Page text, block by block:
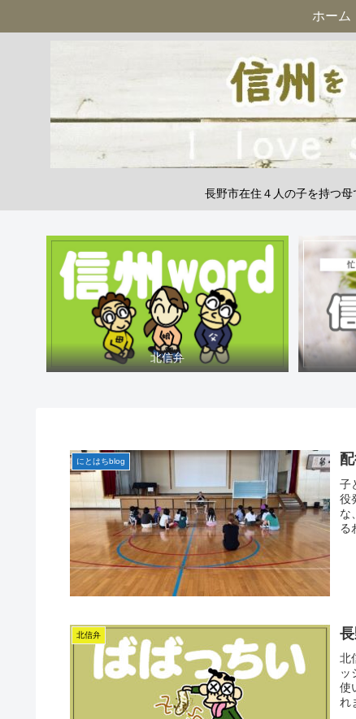
長野市在住４人の子を持つ
ホーム
北信弁
にとはちblog
子
役
な
る
北信弁
北
ッ
使
れ